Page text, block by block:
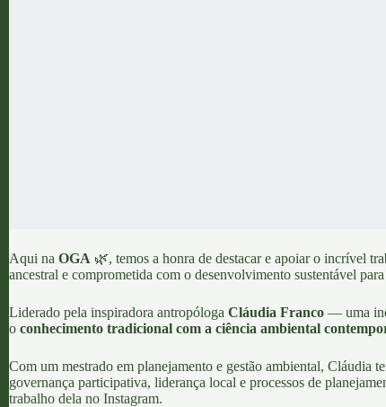
Aqui na OGA 🌿, temos a honra de destacar e apoiar o incrível
ancestral e comprometida com o desenvolvimento sustentável
Liderado pela inspiradora antropóloga Cláudia Franco — uma
o conhecimento tradicional com a ciência ambiental
Com um mestrado em planejamento e gestão ambiental, Cláudia
governança participativa, liderança local e processos de
trabalho dela no Instagram.